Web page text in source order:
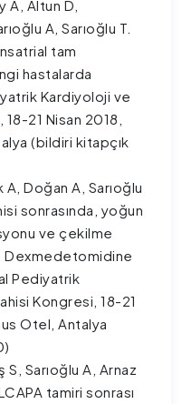
A, Altun D,
A, Sarıoğlu T.
tam
hastalarda
Kardiyoloji ve
21 Nisan 2018,
(bildiri kitapçık
Doğan A, Sarıoğlu
sonrasında, yoğun
ve çekilme
Dexmedetomidine
Pediyatrik
Kongresi, 18-21
Otel, Antalya
S, Sarıoğlu A, Arnaz
tamiri sonrası